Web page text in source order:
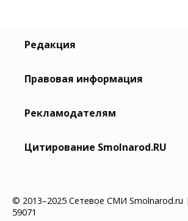
Редакция
Правовая информация
Рекламодателям
Цитирование Smolnarod.RU
© 2013–2025 Сетевое СМИ
59071